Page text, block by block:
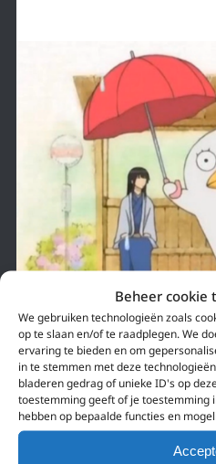
Beheer cookie
We gebruiken technologieën zoals
op te slaan en/of te raadplegen. We
ervaring te bieden en om
in te stemmen met deze
bladeren gedrag of unieke ID's op
toestemming geeft of je toestemming
hebben op bepaalde functies en
12 december 2016
5X DE BESTE INTRO’S EN
Yay dit keer is het mijn beurt voor
en ik het uitbreid over Anime intro’s